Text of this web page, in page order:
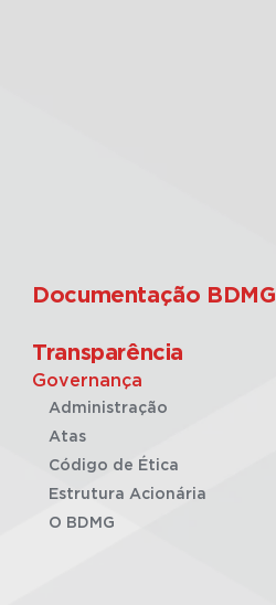
Documentação BDMG
Transparência
Governança
Administração
Atas
Código de Ética
Estrutura Acionária
O BDMG